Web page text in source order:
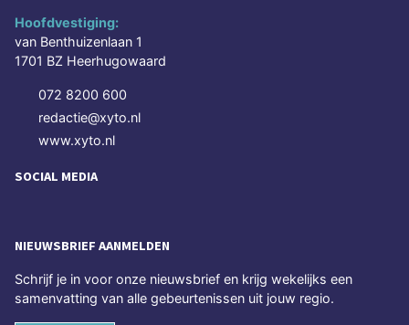
Hoofdvestiging:
van Benthuizenlaan 1
1701 BZ Heerhugowaard
072 8200 600
redactie@xyto.nl
www.xyto.nl
SOCIAL MEDIA
NIEUWSBRIEF AANMELDEN
Schrijf je in voor onze nieuwsbrief en krijg wekelijks een
samenvatting van alle gebeurtenissen uit jouw regio.